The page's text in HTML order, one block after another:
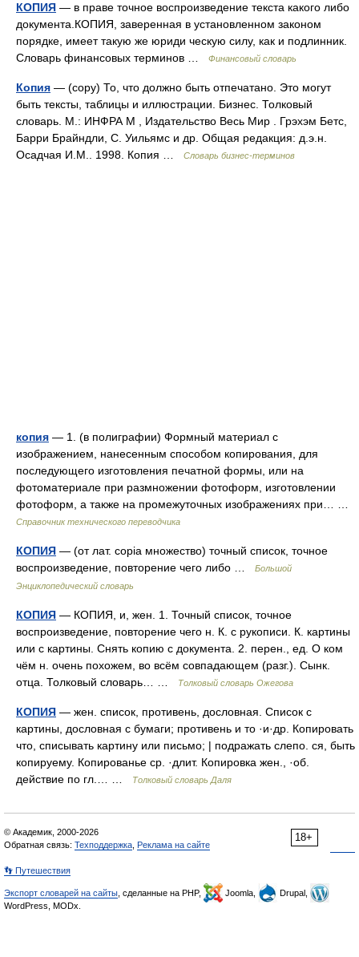
КОПИЯ — в праве точное воспроизведение текста какого либо
документа.КОПИЯ, заверенная в установленном законом
порядке, имеет такую же юриди ческую силу, как и подлинник.
Словарь финансовых терминов …
Финансовый словарь
Копия — (copy) То, что должно быть отпечатано. Это могут
быть тексты, таблицы и иллюстрации. Бизнес. Толковый
словарь. М.: ИНФРА М , Издательство Весь Мир . Грэхэм Бетс,
Барри Брайндли, С. Уильямс и др. Общая редакция: д.э.н.
Осадчая И.М.. 1998. Копия …
Словарь бизнес-терминов
копия — 1. (в полиграфии) Формный материал с
изображением, нанесенным способом копирования, для
последующего изготовления печатной формы, или на
фотоматериале при размножении фотоформ, изготовлении
фотоформ, а также на промежуточных изображениях при… …
Справочник технического переводчика
КОПИЯ — (от лат. copia множество) точный список, точное
воспроизведение, повторение чего либо …
Большой
Энциклопедический словарь
КОПИЯ — КОПИЯ, и, жен. 1. Точный список, точное
воспроизведение, повторение чего н. К. с рукописи. К. картины
или с картины. Снять копию с документа. 2. перен., ед. О ком
чём н. очень похожем, во всём совпадающем (разг.). Сынк.
отца. Толковый словарь… …
Толковый словарь Ожегова
КОПИЯ — жен. список, противень, дословная. Список с
картины, дословная с бумаги; противень и то ·и·др. Копировать
что, списывать картину или письмо; | подражать слепо. ся, быть
копируему. Копированье ср. ·длит. Копировка жен., ·об.
действие по гл.… …
Толковый словарь Даля
18+
© Академик, 2000-2026
Обратная связь: Техподдержка Реклама на сайте
👣 Путешествия
Экспорт словарей на сайты , сделанные на PHP, Joomla,
Drupal,
WordPress, MODx.